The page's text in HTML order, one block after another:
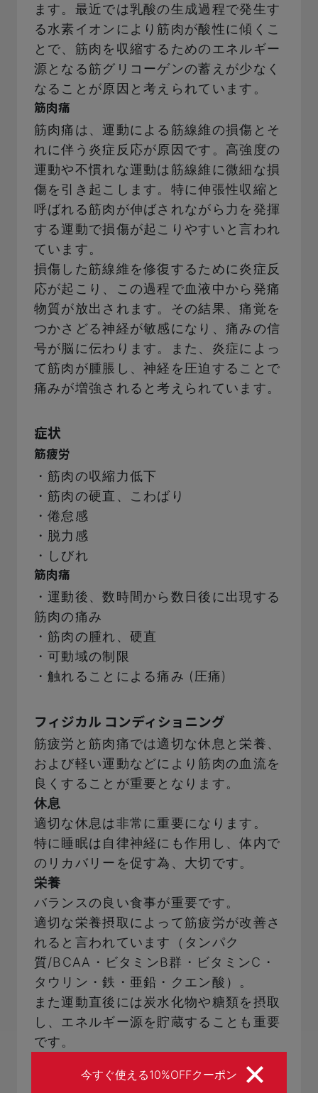
今すぐ使える10%OFFクーポン
ます。最近では乳酸の生成過程で発生す
る水素イオンにより筋肉が酸性に傾くこ
とで、筋肉を収縮するためのエネルギー
源となる筋グリコーゲンの蓄えが少なく
なることが原因と考えられています。
筋肉痛
筋肉痛は、運動による筋線維の損傷とそ
れに伴う炎症反応が原因です。高強度の
運動や不慣れな運動は筋線維に微細な損
傷を引き起こします。特に伸張性収縮と
呼ばれる筋肉が伸ばされながら力を発揮
する運動で損傷が起こりやすいと言われ
ています。
損傷した筋線維を修復するために炎症反
応が起こり、この過程で血液中から発痛
物質が放出されます。その結果、痛覚を
つかさどる神経が敏感になり、痛みの信
号が脳に伝わります。また、炎症によっ
て筋肉が腫脹し、神経を圧迫することで
痛みが増強されると考えられています。
症状
筋疲労
・筋肉の収縮力低下
・筋肉の硬直、こわばり
・倦怠感
・脱力感
・しびれ
筋肉痛
・運動後、数時間から数日後に出現する
筋肉の痛み
・筋肉の腫れ、硬直
・可動域の制限
・触れることによる痛み (圧痛)
フィジカル コンディショニング
筋疲労と筋肉痛では適切な休息と栄養、
および軽い運動などにより筋肉の血流を
良くすることが重要となります。
休息
適切な休息は非常に重要になります。
特に睡眠は自律神経にも作用し、体内で
のリカバリーを促す為、大切です。
栄養
バランスの良い食事が重要です。
適切な栄養摂取によって筋疲労が改善さ
れると言われています（タンパク
質/BCAA・ビタミンB群・ビタミンC・
タウリン・鉄・亜鉛・クエン酸）。
また運動直後には炭水化物や糖類を摂取
し、エネルギー源を貯蔵することも重要
です。
筋肉の疲労物質を排出し、必要なエネル